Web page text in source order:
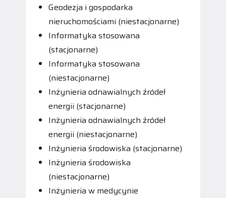
Geodezja i gospodarka
nieruchomościami (niestacjonarne)
Informatyka stosowana
(stacjonarne)
Informatyka stosowana
(niestacjonarne)
Inżynieria odnawialnych źródeł
energii (stacjonarne)
Inżynieria odnawialnych źródeł
energii (niestacjonarne)
Inżynieria środowiska (stacjonarne)
Inżynieria środowiska
(niestacjonarne)
Inżynieria w medycynie